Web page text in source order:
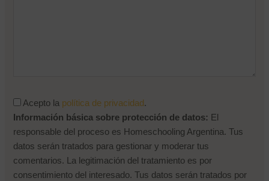
Acepto la política de privacidad.
Información básica sobre protección de datos: El
responsable del proceso es Homeschooling Argentina. Tus
datos serán tratados para gestionar y moderar tus
comentarios. La legitimación del tratamiento es por
consentimiento del interesado. Tus datos serán tratados por